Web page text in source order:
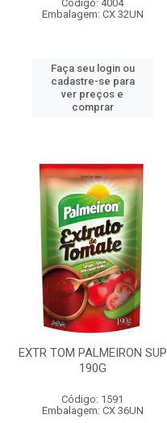
Código: 4004
Embalagem: CX 32UN
Faça seu login ou
cadastre-se para
ver preços e
comprar
EXTR TOM PALMEIRON SUP
190G
Código: 1591
Embalagem: CX 36UN